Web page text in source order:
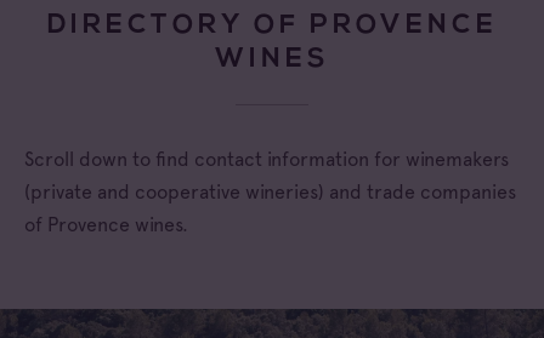
DIRECTORY OF PROVENCE
WINES
Scroll down to find contact information for winemakers
(private and cooperative wineries) and trade companies
of Provence wines.